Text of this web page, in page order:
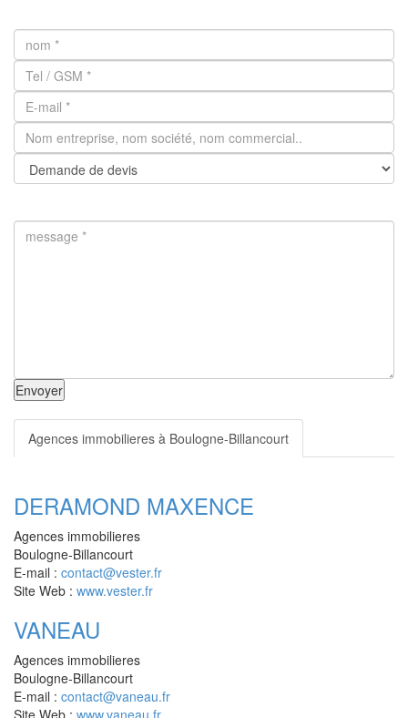
Envoyer
Agences immobilieres à Boulogne-Billancourt
DERAMOND MAXENCE
Agences immobilieres
Boulogne-Billancourt
E-mail : contact@vester.fr
Site Web : www.vester.fr
VANEAU
Agences immobilieres
Boulogne-Billancourt
E-mail : contact@vaneau.fr
Site Web : www.vaneau.fr